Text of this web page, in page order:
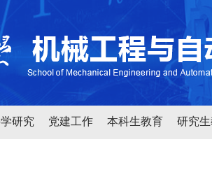
研究 党建工作 本科生教育 研究